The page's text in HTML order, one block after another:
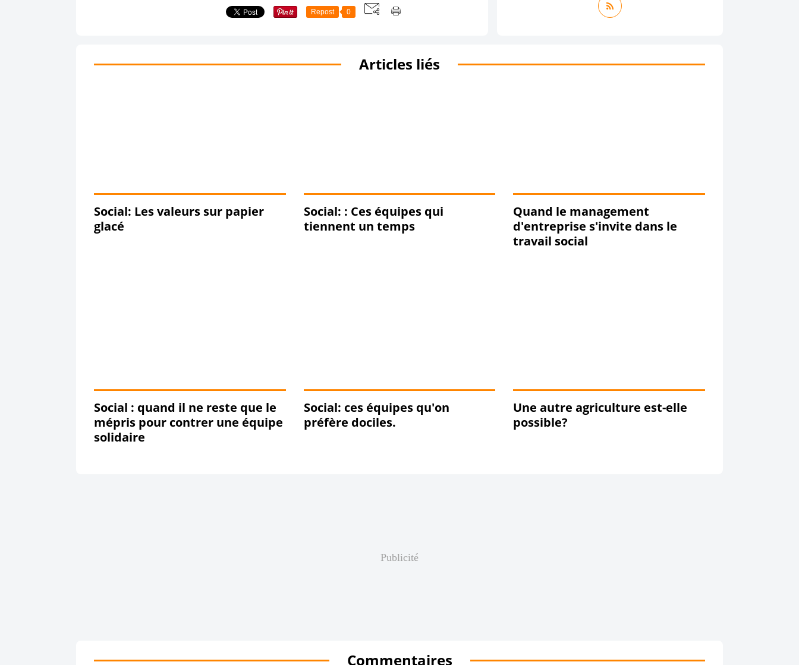
Repost 0
Articles liés
Social: Les valeurs sur papier
glacé
Social: : Ces équipes qui
tiennent un temps
Quand le management
d'entreprise s'invite dans le
travail social
Social : quand il ne reste que le
mépris pour contrer une équipe
solidaire
Social: ces équipes qu'on
préfère dociles.
Une autre agriculture est-elle
possible?
Publicité
Commentaires